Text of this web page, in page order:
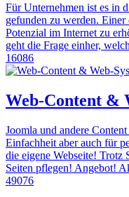
Für Unternehmen ist es in
gefunden zu werden.
Potenzial im Internet zu
geht die Frage einher,
16086
Web-Content &
Joomla und andere
Einfachheit aber auch für
die eigene Webseite! Trotz
Seiten pflegen! Angebot!
49076